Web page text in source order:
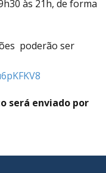
às 21h, de forma
poderão ser
será enviado por